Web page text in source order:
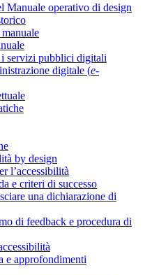
Manuale operativo di design
servizi pubblici digitali
digitale (e-
by design
l’accessibilità
e criteri di successo
una dichiarazione di
di feedback e procedura di
e approfondimenti